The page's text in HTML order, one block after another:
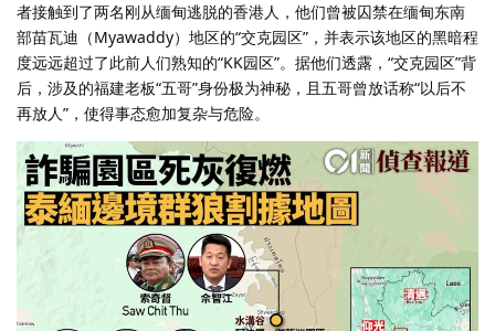
者接触到了两名刚从缅甸逃脱的香港人，他们曾被囚禁在缅甸东南
部苗瓦迪（Myawaddy）地区的“交克园区”，并表示该地区的黑暗程
度远远超过了此前人们熟知的“KK园区”。据他们透露，“交克园区”背
后，涉及的福建老板“五哥”身份极为神秘，且五哥曾放话称“以后不
再放人”，使得事态愈加复杂与危险。